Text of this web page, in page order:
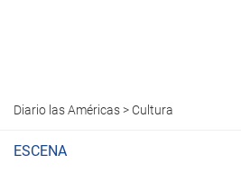
Diario las Américas> Cultura
ESCENA